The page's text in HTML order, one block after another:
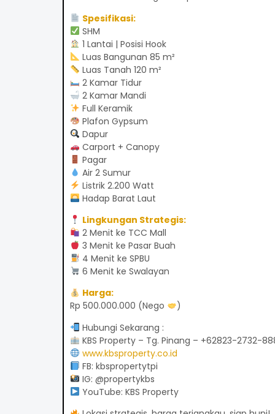
Spesifikasi:
SHM
1 Lantai | Posisi Hook
Luas Bangunan 85 m²
Luas Tanah 120 m²
2 Kamar Tidur
2 Kamar Mandi
Full Keramik
Plafon Gypsum
Dapur
Carport + Canopy
Pagar
Air 2 Sumur
Listrik 2.200 Watt
Hadap Barat Laut
Lingkungan Strategis:
2 Menit ke TCC Mall
3 Menit ke Pasar Buah
4 Menit ke SPBU
6 Menit ke Swalayan
Harga:
Rp 500.000.000 (Nego
)
Hubungi Sekarang :
KBS Property – Tg. Pinang – +62823-2732-
www.kbsproperty.co.id
FB: kbspropertytpi
IG: @propertykbs
YouTube: KBS Property